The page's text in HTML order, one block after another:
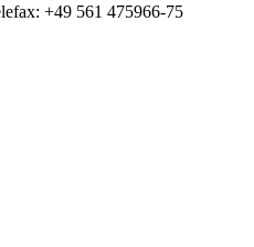
+49 561 475966-75